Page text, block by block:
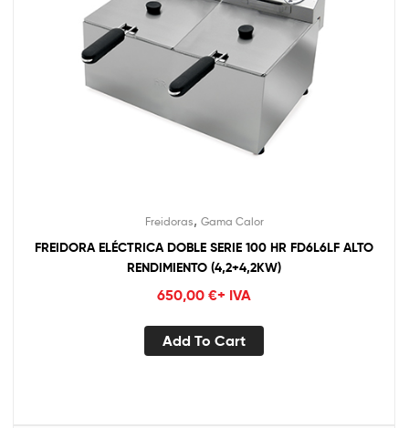
Freidoras, Gama Calor
FREIDORA ELÉCTRICA DOBLE SERIE 100 HR FD6L6LF ALTO
RENDIMIENTO (4,2+4,2KW)
650,00 €+ IVA
Add To Cart